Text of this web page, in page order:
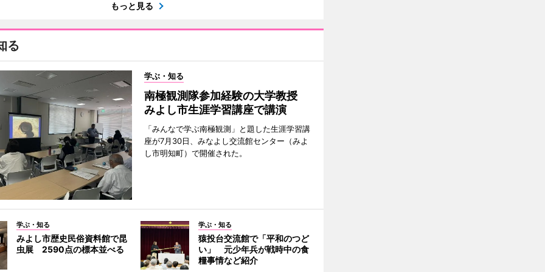
もっと見る
る
学ぶ・知る
南極観測隊参加経験の大学教授
みよし市生涯学習講座で講演
「みんなで学ぶ南極観測」と題した生涯学習講
座が7月30日、みなよし交流館センター（みよ
し市明知町）で開催された。
学ぶ・知る
みよし市歴史民俗資料館で昆
虫展 2590点の標本並べる
学ぶ・知る
猿投台交流館で「平和のつど
い」 元少年兵が戦時中の食
糧事情など紹介